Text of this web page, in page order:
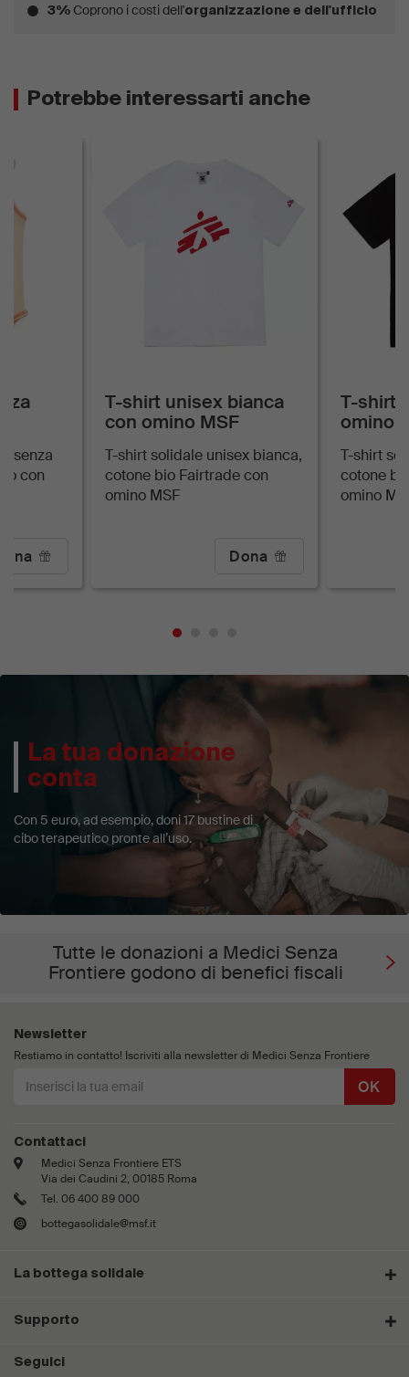
3% Coprono i costi dell'organizzazione e dell'ufficio
Potrebbe interessarti anche
senza
con
T-shirt unisex bianca
con omino MSF
T-shirt solidale unisex bianca,
cotone bio Fairtrade con
omino MSF
Dona
T-shirt
omino
T-shirt
cotone
omino
La tua donazione
conta
Con 5 euro, ad esempio, doni 17 bustine di
cibo terapeutico pronte all’uso.
Tutte le donazioni a Medici Senza
Frontiere godono di benefici fiscali
Newsletter
Restiamo in contatto! Iscriviti alla newsletter di Medici Senza Frontiere
OK
Contattaci
Medici Senza Frontiere ETS
Via dei Caudini 2, 00185 Roma
Tel. 06 400 89 000
bottegasolidale@msf.it
La bottega solidale
Supporto
Seguici